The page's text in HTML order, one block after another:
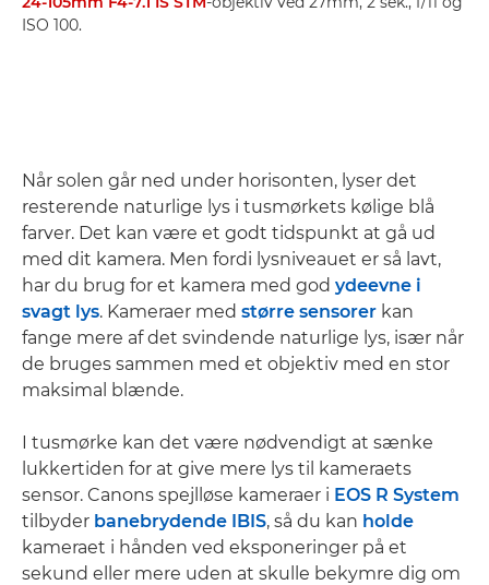
ISO 100.
Når solen går ned under horisonten, lyser det
resterende naturlige lys i tusmørkets kølige blå
farver. Det kan være et godt tidspunkt at gå ud
med dit kamera. Men fordi lysniveauet er så lavt,
har du brug for et kamera med god ydeevne i
svagt lys. Kameraer med større sensorer kan
fange mere af det svindende naturlige lys, især når
de bruges sammen med et objektiv med en stor
maksimal blænde.
I tusmørke kan det være nødvendigt at sænke
lukkertiden for at give mere lys til kameraets
sensor. Canons spejlløse kameraer i EOS R System
tilbyder banebrydende IBIS, så du kan holde
kameraet i hånden ved eksponeringer på et
sekund eller mere uden at skulle bekymre dig om